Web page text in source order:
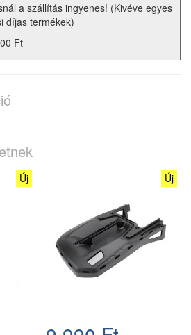
a szállítás ingyenes! (Kivéve egyes
díjas termékek)
Ft
Új Új